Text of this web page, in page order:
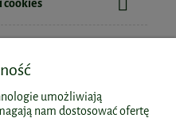
cookies
umożliwiają
nam dostosować ofertę